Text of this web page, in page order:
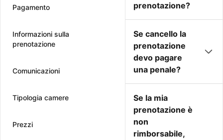
Pagamento
Informazioni sulla
prenotazione
Comunicazioni
Tipologia camere
Prezzi
prenotazione?
Se cancello la
prenotazione
devo pagare
una penale?
Se la mia
prenotazione è
non
rimborsabile,